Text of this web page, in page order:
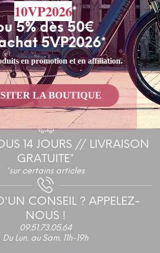
,DRAISIENNE, ENFANT
SECURISES
/ Paypal / Virement
14 JOURS // LIVRAISON
GRATUITE*
*sur certains articles
CONSEIL ? APPELEZ-
NOUS !
09.51.73.05.64
Du Lun. au Sam. 11h-19h
10VP2026*
5% dès 50€
5VP2026*
en promotion et en affiliation.
LA BOUTIQUE